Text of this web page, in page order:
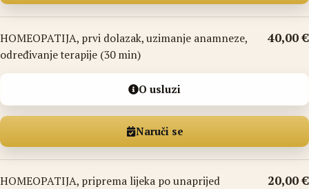
HOMEOPATIJA, prvi dolazak, uzimanje anamneze,
određivanje terapije (30 min)
40,00 €
O usluzi
Naruči se
HOMEOPATIJA, priprema lijeka po unaprijed
20,00 €